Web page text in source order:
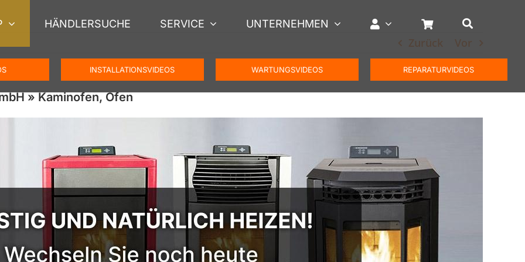
HÄNDLERSUCHE SERVICE UNTERNEHMEN
INSTALLATIONSVIDEOS WARTUNGSVIDEOS REPARATURVIDEOS
Zurück Vor
» Kaminofen, Ofen